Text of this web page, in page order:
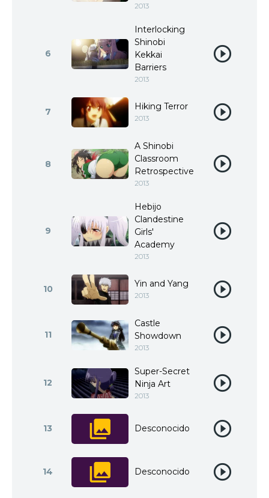
2013
6
Interlocking
Shinobi
Kekkai
Barriers
2013
7 Hiking Terror
2013
8
A Shinobi
Classroom
Retrospective
2013
9
Hebijo
Clandestine
Girls'
Academy
2013
10 Yin and Yang
2013
11
Castle
Showdown
2013
12
Super-Secret
Ninja Art
2013
13 Desconocido
14 Desconocido